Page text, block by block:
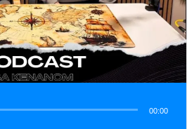
00:00